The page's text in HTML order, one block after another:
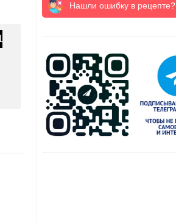
Нашли ошибку в рецепте?